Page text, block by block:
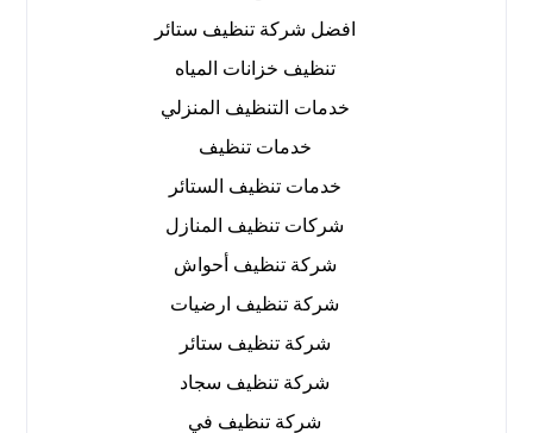
افضل شركة تنظيف ستائر
تنظيف خزانات المياه
خدمات التنظيف المنزلي
خدمات تنظيف
خدمات تنظيف الستائر
شركات تنظيف المنازل
شركة تنظيف أحواش
شركة تنظيف ارضيات
شركة تنظيف ستائر
شركة تنظيف سجاد
شركة تنظيف في